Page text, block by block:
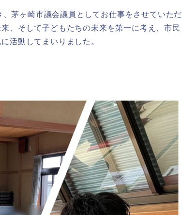
茅ヶ崎市議会議員としてお仕事をさせていただ
、そして子どもたちの未来を第一に考え、市民
活動してまいりました。